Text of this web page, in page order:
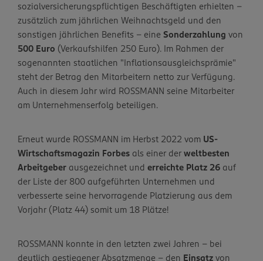
sozialversicherungspflichtigen Beschäftigten erhielten –
zusätzlich zum jährlichen Weihnachtsgeld und den
sonstigen jährlichen Benefits – eine Sonderzahlung von
500 Euro (Verkaufshilfen 250 Euro). Im Rahmen der
sogenannten staatlichen "Inflationsausgleichsprämie"
steht der Betrag den Mitarbeitern netto zur Verfügung.
Auch in diesem Jahr wird ROSSMANN seine Mitarbeiter
am Unternehmenserfolg beteiligen.
Erneut wurde ROSSMANN im Herbst 2022 vom US-
Wirtschaftsmagazin Forbes als einer der weltbesten
Arbeitgeber ausgezeichnet und erreichte Platz 26 auf
der Liste der 800 aufgeführten Unternehmen und
verbesserte seine hervorragende Platzierung aus dem
Vorjahr (Platz 44) somit um 18 Plätze!
ROSSMANN konnte in den letzten zwei Jahren – bei
deutlich gestiegener Absatzmenge – den Einsatz von